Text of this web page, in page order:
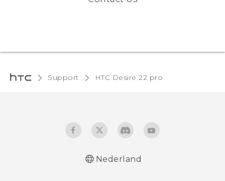
Support HTC Desire 22 pro‎
Nederland